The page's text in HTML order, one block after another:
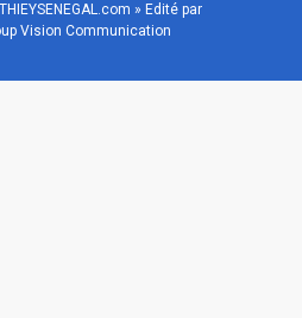
» Edité par
Vision Communication